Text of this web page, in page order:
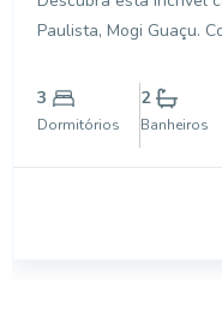
Guaçu/SP
Paulista, Mogi Guaçu.
harmonioso e
Aproveite o quintal
ar livre. Localizad
3
Dormitórios
2
Banheiros